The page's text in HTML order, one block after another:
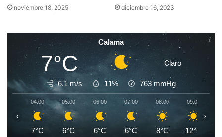
noviembre 18, 2025 diciembre 16, 2023
Calama
7°C Claro
6.1 m/s 11% 763 mmHg
04:00
7°C
05:00
6°C
06:00
6°C
07:00
6°C
08:00
8°C
09:00
12°C
‹ ›